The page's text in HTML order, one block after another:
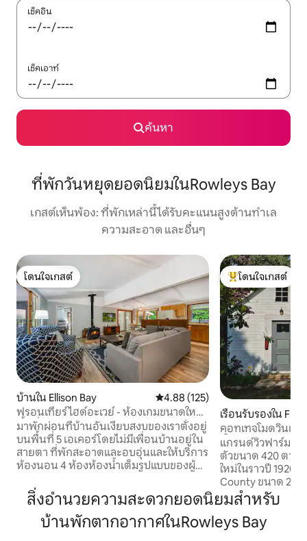
เช็คอิน
เช็คเอาท์
ค้นหา
ที่พักวันหยุดยอดนิยมในRowleys Bay
เกสต์เห็นพ้อง: ที่พักเหล่านี้ได้รับคะแนนสูงด้านทำเล
ความสะอาด และอื่นๆ
โดนใจเกสต์
โดนใจเกสต์
บ้านใน Ellison Bay คะแนนเฉลี่ย 4.88 จาก 5, 125 รีวิว
4.88 (125)
ฟรอนเทียร์ไฮด์อะเวย์ - ห้องเกมขนาดใหญ่
พื้นที่ส่วนตัว 5 เอเคอร์
มาพักผ่อนที่บ้านอันเงียบสงบของเราตั้งอยู่
บนพื้นที่ 5 เอเคอร์โดยไม่มีเพื่อนบ้านอยู่ใน
สายตา ที่พักสะอาดและอบอุ่นและให้บริการ
ห้องนอน 4 ห้องห้องน้ำเต็มรูปแบบของผู้
3 คันที่น่าตื่นตาตื่นใจที่ดัดแปลงเป็นบาร์/
ห้องนั่งเล่น/ห้องเล่นเกมที่มีเกมอาเขต
ปิงปองและกิจกรรมให้ทั้งครอบครัวได้
เพลิดเพลิน เราสูบบุหรี่ฟรีมี Wi-Fi ทีวีบั้งไฟ
โดนใจเกสต์ที่สุด
โดนใจเกสต์
เรือนรับรองใน
คอทเทจโมดวินเท
น้ำ
แกรนด์วิวฟาร์มคอ
ตัวขนาด 420 ตาร
ใหม่ในราวปี
County ขนาด 2.5
ปลายทศวรรษ
ยลและตกแต่งใหม่
สไตล์วินเทจ ทำเลใจกลางเมืองช่วยให้ขับรถ
ได้อย่างรวดเร็วห
สิ่งอำนวยความสะดวกยอดนิยมสำหรับ
บ้านพักตากอากาศในRowleys Bay